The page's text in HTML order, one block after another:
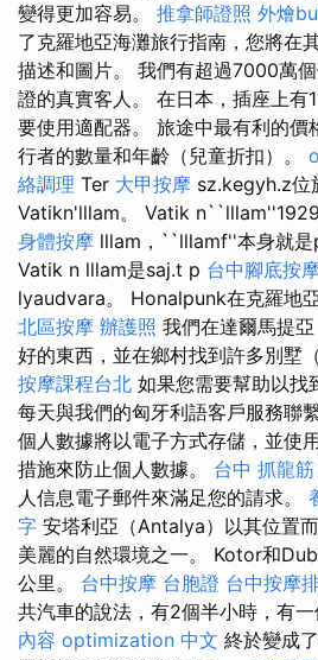
變得更加容易。 推拿師證照 外燴
了克羅地亞海灘旅行指南，您將在
描述和圖片。 我們有超過7000萬
證的真實客人。 在日本，插座上有
要使用適配器。 旅途中最有利的價
行者的數量和年齡（兒童折扣）。
絡調理 Ter 大甲按摩 sz.kegyh.z位
Vatikn'lllam。 Vatik
身體按摩 lllam，``lllamf''本身就是
Vatik n lllam是saj.t p 台中腳底按
lyaudvara。 Honalpunk在克羅地
北區按摩 辦護照 我們在達爾馬提
好的東西，並在鄉村找到許多別墅
按摩課程台北 如果您需要幫助以找
每天與我們的匈牙利語客戶服務聯
個人數據將以電子方式存儲，並使
措施來防止個人數據。 台中 抓龍筋
人信息電子郵件來滿足您的請求。
字 安塔利亞（Antalya）以其位置
美麗的自然環境之一。 Kotor和
公里。 台中按摩 台胞證 台中按摩
共汽車的說法，有2個半小時，有一
內容 optimization 中文 終於變成